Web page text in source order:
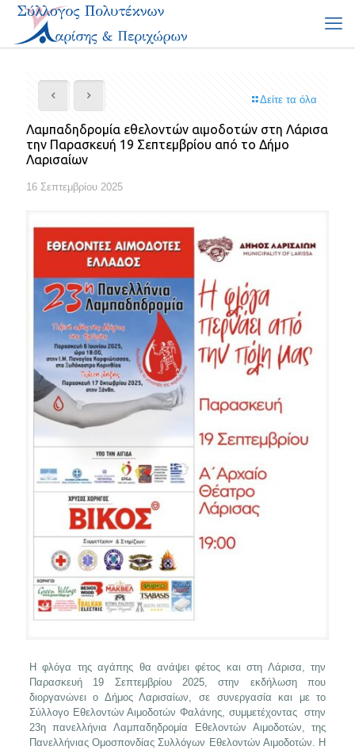
Δείτε τα όλα
Λαμπαδηδρομία εθελοντών αιμοδοτών στη Λάρισα
την Παρασκευή 19 Σεπτεμβρίου από το Δήμο
Λαρισαίων
16 Σεπτεμβρίου 2025
Η φλόγα της αγάπης θα ανάψει φέτος και στη Λάρισα, την
Παρασκευή 19 Σεπτεμβρίου 2025, στην εκδήλωση που
διοργανώνει ο Δήμος Λαρισαίων, σε συνεργασία και με το
Σύλλογο Εθελοντών Αιμοδοτών Φαλάνης, συμμετέχοντας στην
23η πανελλήνια Λαμπαδηδρομία Εθελοντών Αιμοδοτών, της
Πανελλήνιας Ομοσπονδίας Συλλόγων Εθελοντών Αιμοδοτών. Η